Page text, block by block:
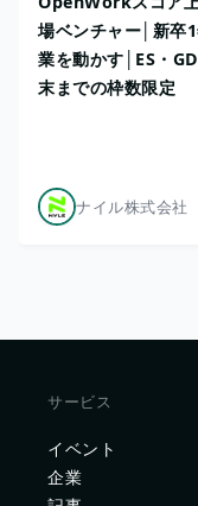
場ベンチャー│新卒
業を動かす│ES・
末までの枠数限定
ナイル株式会社
サービス
イベント
企業